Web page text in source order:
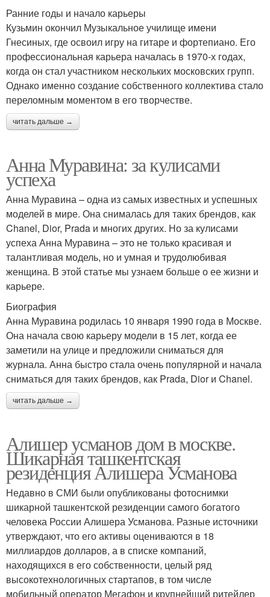
Ранние годы и начало карьеры
Кузьмин окончил Музыкальное училище имени
Гнесиных, где освоил игру на гитаре и фортепиано. Его
профессиональная карьера началась в 1970-х годах,
когда он стал участником нескольких московских групп.
Однако именно создание собственного коллектива стало
переломным моментом в его творчестве.
читать дальше →
Анна Муравина: за кулисами
успеха
Анна Муравина – одна из самых известных и успешных
моделей в мире. Она снималась для таких брендов, как
Chanel, Dior, Prada и многих других. Но за кулисами
успеха Анна Муравина – это не только красивая и
талантливая модель, но и умная и трудолюбивая
женщина. В этой статье мы узнаем больше о ее жизни и
карьере.
Биография
Анна Муравина родилась 10 января 1990 года в Москве.
Она начала свою карьеру модели в 15 лет, когда ее
заметили на улице и предложили сниматься для
журнала. Анна быстро стала очень популярной и начала
сниматься для таких брендов, как Prada, Dior и Chanel.
читать дальше →
Алишер усманов дом в москве.
Шикарная ташкентская
резиденция Алишера Усманова
Недавно в СМИ были опубликованы фотоснимки
шикарной ташкентской резиденции самого богатого
человека России Алишера Усманова. Разные источники
утверждают, что его активы оцениваются в 18
миллиардов долларов, а в списке компаний,
находящихся в его собственности, целый ряд
высокотехнологичных стартапов, в том числе
мобильный оператор Мегафон и крупнейший ритейлер